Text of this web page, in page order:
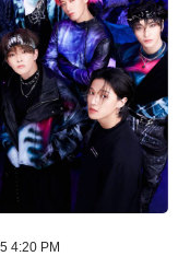
4:20 PM